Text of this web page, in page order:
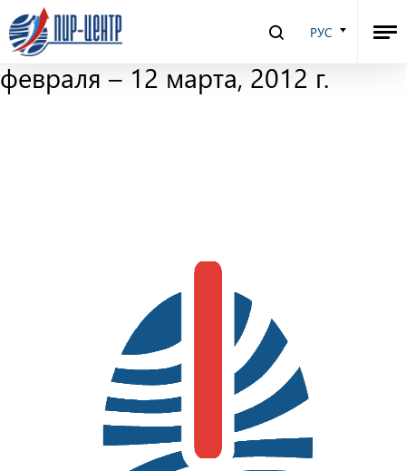
РУС
Ядерный Контроль –
электронный журнал. 27
февраля – 12 марта, 2012 г.